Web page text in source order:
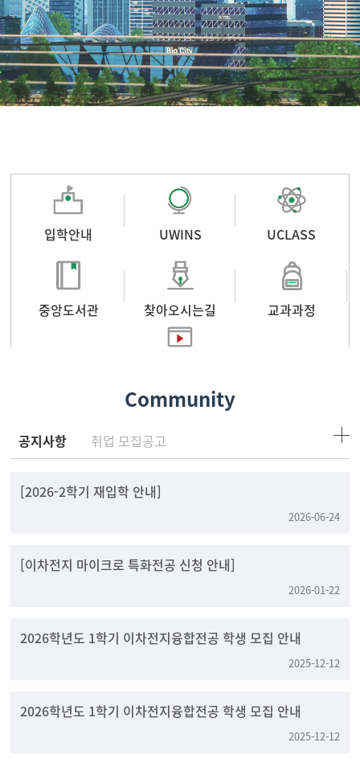
입학안내 UWINS UCLASS
중앙도서관 찾아오시는길 교과과정
Community
공지사항 취업 모집공고
[2026-2학기 재입학 안내]
2026-06-24
[이차전지 마이크로 특화전공 신청 안내]
2026-01-22
2026학년도 1학기 이차전지융합전공 학생 모집 안내
2025-12-12
2026학년도 1학기 이차전지융합전공 학생 모집 안내
2025-12-12